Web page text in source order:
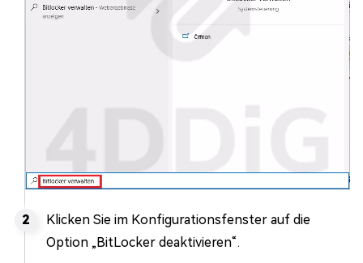
Klicken Sie im Konfigurationsfenster auf die
Option „BitLocker deaktivieren“.